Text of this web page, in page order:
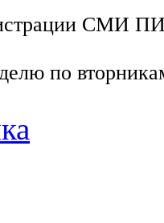
СМИ
по